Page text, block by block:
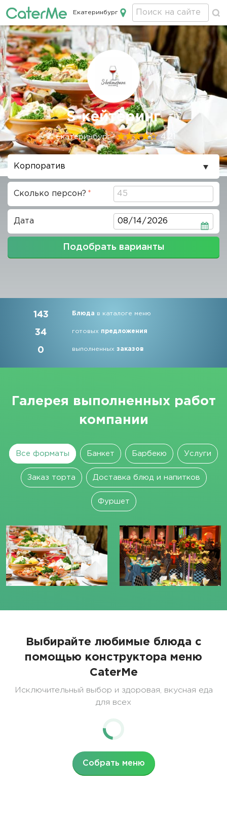
Кейтеринг в Екатеринбурге
Екатеринбург
Строка
навигации
S-кейтеринг
г. Екатеринбург 4.21
Повод
проведения
Сколько персон?
Дата Дата
Подобрать варианты
143 Блюда в каталоге меню
34 готовых предложения
0 выполненныхзаказов
Галерея выполненных работ
компании
Все форматы Банкет Барбекю Услуги
Заказ торта Доставка блюд и напитков
Фуршет
Выбирайте любимые блюда с
помощью конструктора меню
CaterMe
Исключительный выбор и здоровая, вкусная еда
для всех
Собрать меню